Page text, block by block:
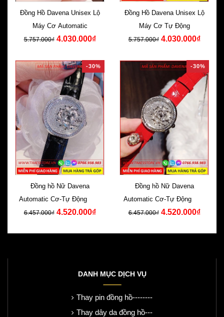
Đồng Hồ Davena Unisex Lộ
Máy Cơ Automatic
5.757.000₫ 4.030.000₫
Đồng Hồ Davena Unisex Lộ
Máy Cơ Tự Động
5.757.000₫ 4.030.000₫
-30%
Đồng hồ Nữ Davena
Automatic Cơ-Tự Động Dây
Da Đen Swarovski
6.457.000₫ 4.520.000₫
-30%
Đồng hồ Nữ Davena
Automatic Cơ-Tự Động Dây
Da Đỏ Swarovski
6.457.000₫ 4.520.000₫
DANH MỤC DỊCH VỤ
Thay pin đồng hồ--------
Thay dây da đồng hồ---